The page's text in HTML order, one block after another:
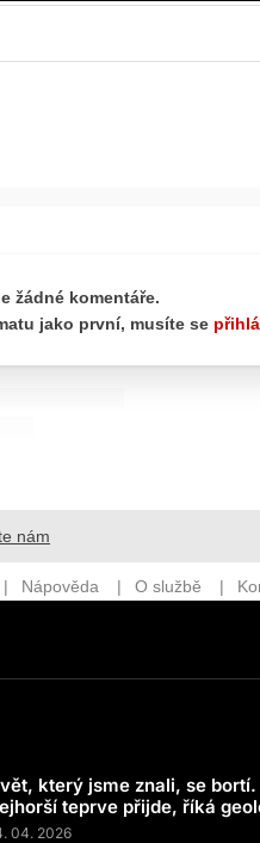
který jsme znali, se bortí.
teprve přijde, říká
04. 2026